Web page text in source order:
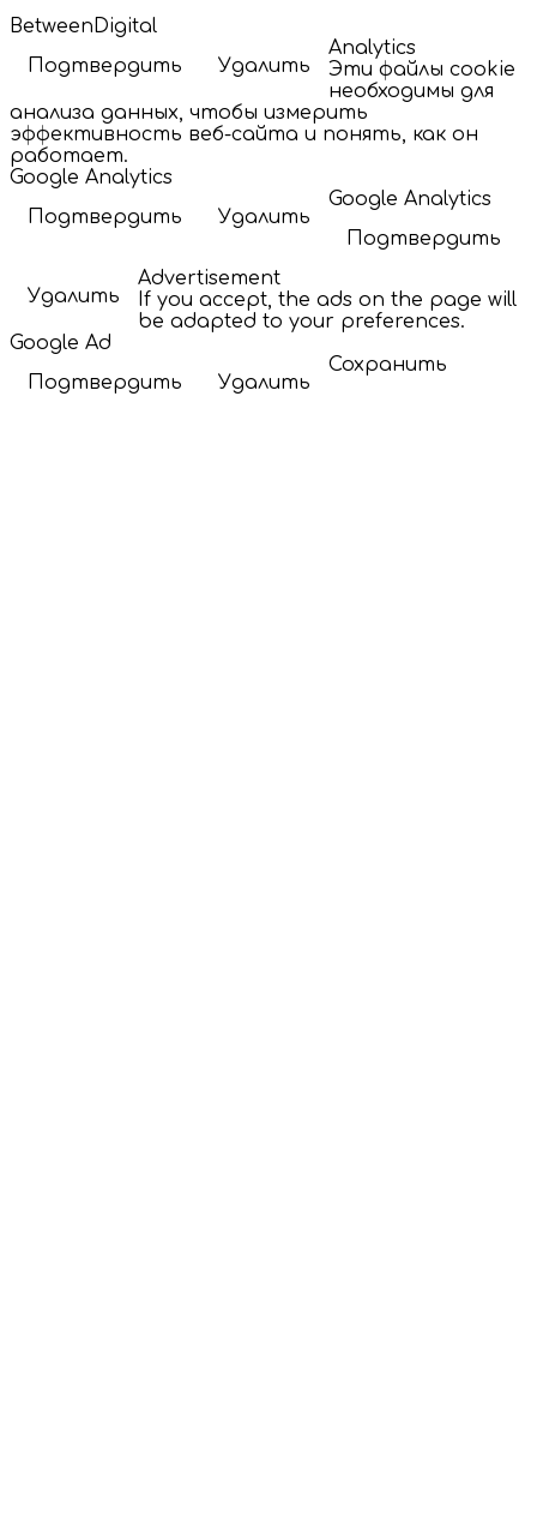
BetweenDigital
Подтвердить
Удалить
Analytics
Эти файлы cookie
необходимы для
анализа данных, чтобы измерить
эффективность веб-сайта и понять, как он
работает.
Google Analytics
Подтвердить
Удалить
Google Analytics
Подтвердить
Удалить
Advertisement
If you accept, the ads on the page will
be adapted to your preferences.
Google Ad
Подтвердить
Удалить
Сохранить